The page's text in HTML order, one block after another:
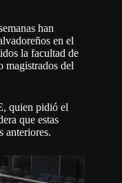
han
en el
la facultad de
magistrados del
quien pidió el
que estas
anteriores.